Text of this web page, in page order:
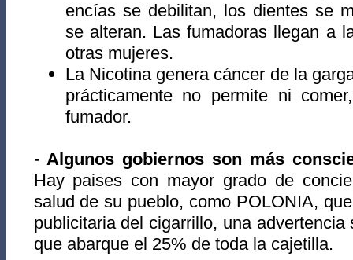
encías se debilitan, los dientes se
se alteran. Las fumadoras llegan a
otras mujeres.
La Nicotina genera cáncer de la
prácticamente no permite ni
fumador.
-Algunos gobiernos son más
Hay paises con mayor grado de
salud de su pueblo, como POLONIA,
publicitaria del cigarrillo, una
que abarque el 25% de toda la cajetilla.